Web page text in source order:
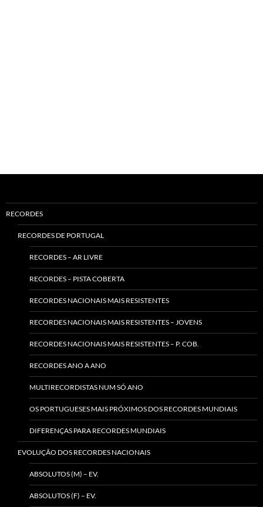
RECORDES
RECORDES DE PORTUGAL
RECORDES – AR LIVRE
RECORDES – PISTA COBERTA
RECORDES NACIONAIS MAIS RESISTENTES
RECORDES NACIONAIS MAIS RESISTENTES – JOVENS
RECORDES NACIONAIS MAIS RESISTENTES – P. COB.
RECORDES ANO A ANO
MULTIRECORDISTAS NUM SÓ ANO
OS PORTUGUESES MAIS PRÓXIMOS DOS RECORDES MUNDIAIS
DIFERENÇAS PARA RECORDES MUNDIAIS
EVOLUÇÃO DOS RECORDES NACIONAIS
ABSOLUTOS (M) – EV.
ABSOLUTOS (F) – EV.